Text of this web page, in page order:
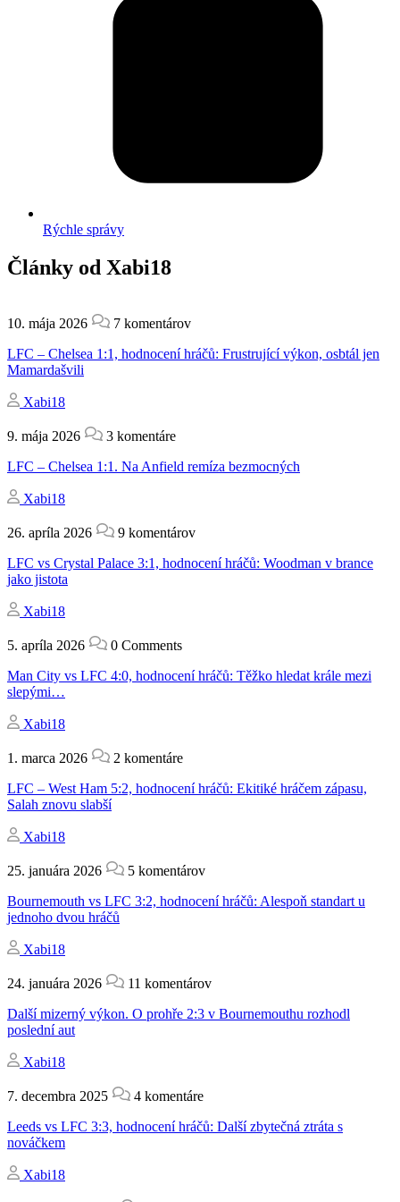
Rýchle správy
Články od Xabi18
10. mája 2026
7 komentárov
LFC – Chelsea 1:1, hodnocení hráčů: Frustrující výkon, osbtál jen
Mamardašvili
Xabi18
9. mája 2026
3 komentáre
LFC – Chelsea 1:1. Na Anfield remíza bezmocných
Xabi18
26. apríla 2026
9 komentárov
LFC vs Crystal Palace 3:1, hodnocení hráčů: Woodman v brance
jako jistota
Xabi18
5. apríla 2026
0 Comments
Man City vs LFC 4:0, hodnocení hráčů: Těžko hledat krále mezi
slepými…
Xabi18
1. marca 2026
2 komentáre
LFC – West Ham 5:2, hodnocení hráčů: Ekitiké hráčem zápasu,
Salah znovu slabší
Xabi18
25. januára 2026
5 komentárov
Bournemouth vs LFC 3:2, hodnocení hráčů: Alespoň standart u
jednoho dvou hráčů
Xabi18
24. januára 2026
11 komentárov
Další mizerný výkon. O prohře 2:3 v Bournemouthu rozhodl
poslední aut
Xabi18
7. decembra 2025
4 komentáre
Leeds vs LFC 3:3, hodnocení hráčů: Další zbytečná ztráta s
nováčkem
Xabi18